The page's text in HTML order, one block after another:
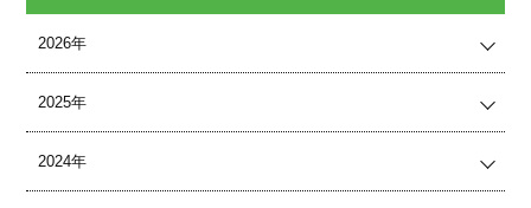
2026年
2025年
2024年